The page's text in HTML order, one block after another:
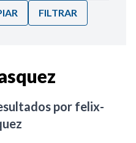
FILTRAR
por felix-